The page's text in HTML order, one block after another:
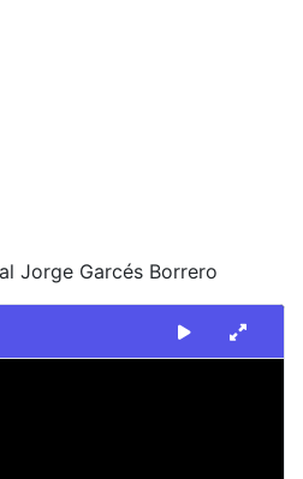
Jorge Garcés Borrero